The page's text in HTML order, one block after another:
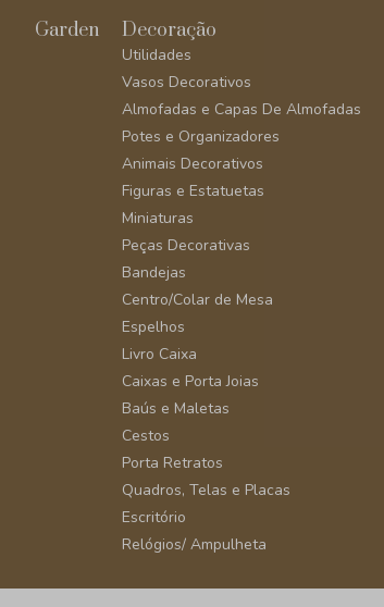
Garden Decoração
Utilidades
Vasos Decorativos
Almofadas e Capas De Almofadas
Potes e Organizadores
Animais Decorativos
Figuras e Estatuetas
Miniaturas
Peças Decorativas
Bandejas
Centro/Colar de Mesa
Espelhos
Livro Caixa
Caixas e Porta Joias
Baús e Maletas
Cestos
Porta Retratos
Quadros, Telas e Placas
Escritório
Relógios/ Ampulheta